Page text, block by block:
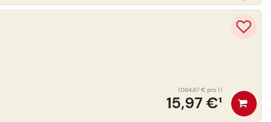
15,97 €¹
1.064,67 € pro 1 l